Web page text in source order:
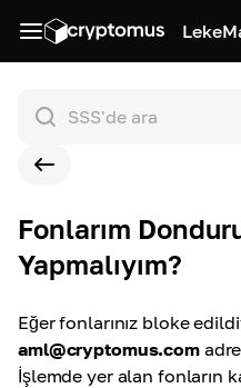
Leke
Fonlarım
Yapmalıyım?
Eğer fonlarınız bloke
aml@cryptomus.com
İşlemde yer alan fonların